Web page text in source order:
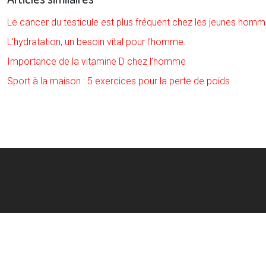
Le cancer du testicule est plus fréquent chez les jeunes
L’hydratation, un besoin vital pour l’homme.
Importance de la vitamine D chez l’homme
Sport à la maison : 5 exercices pour la perte de poids